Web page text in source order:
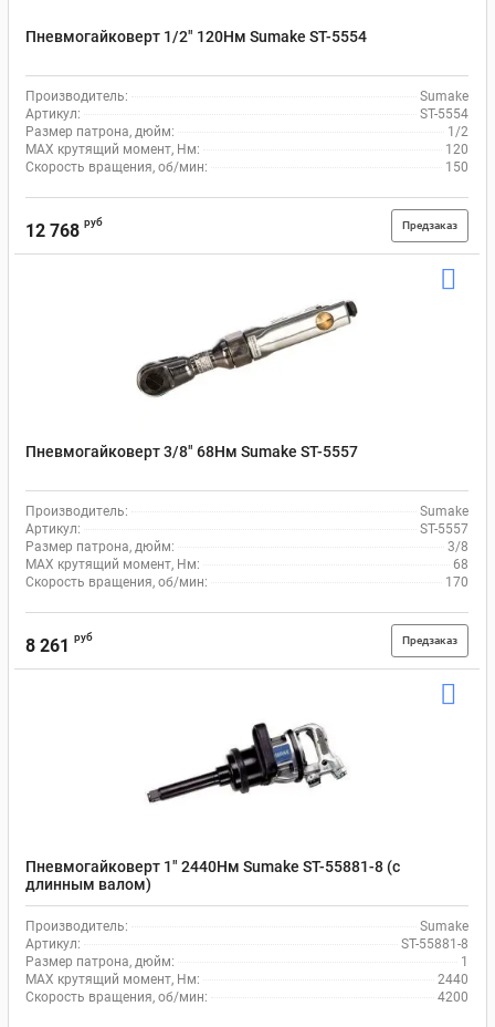
Пневмогайковерт 1/2" 120Нм Sumake ST-5554
Производитель:
Sumake
Артикул:
ST-5554
Размер патрона, дюйм:
1/2
MAX крутящий момент, Нм:
120
Скорость вращения, об/мин:
150
12 768 руб Предзаказ
Пневмогайковерт 3/8" 68Нм Sumake ST-5557
Производитель:
Sumake
Артикул:
ST-5557
Размер патрона, дюйм:
3/8
MAX крутящий момент, Нм:
68
Скорость вращения, об/мин:
170
8 261 руб Предзаказ
Пневмогайковерт 1" 2440Нм Sumake ST-55881-8 (с
длинным валом)
Производитель:
Sumake
Артикул:
ST-55881-8
Размер патрона, дюйм:
1
MAX крутящий момент, Нм:
2440
Скорость вращения, об/мин:
4200